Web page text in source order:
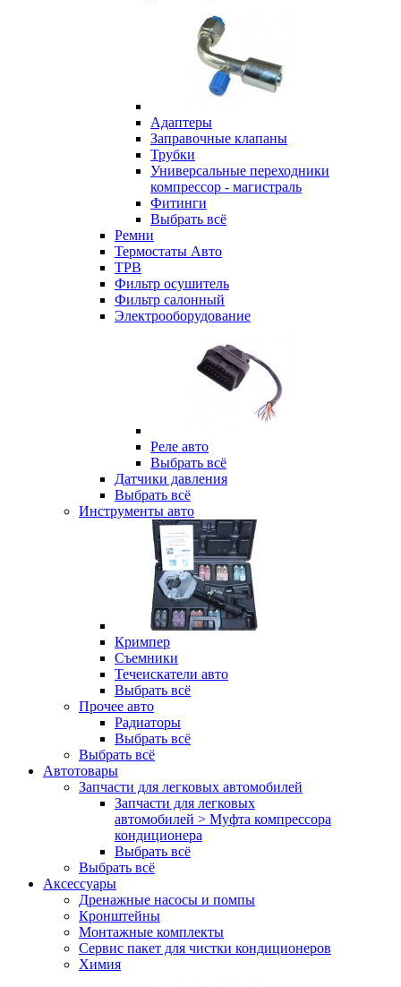
Адаптеры
Заправочные клапаны
Трубки
Универсальные переходники
компрессор - магистраль
Фитинги
Выбрать всё
Ремни
Термостаты Авто
ТРВ
Фильтр осушитель
Фильтр салонный
Электрооборудование
Реле авто
Выбрать всё
Датчики давления
Выбрать всё
Инструменты авто
Кримпер
Съемники
Течеискатели авто
Выбрать всё
Прочее авто
Радиаторы
Выбрать всё
Выбрать всё
Автотовары
Запчасти для легковых автомобилей
Запчасти для легковых
автомобилей > Муфта компрессора
кондиционера
Выбрать всё
Выбрать всё
Аксессуары
Дренажные насосы и помпы
Кронштейны
Монтажные комплекты
Сервис пакет для чистки кондиционеров
Химия